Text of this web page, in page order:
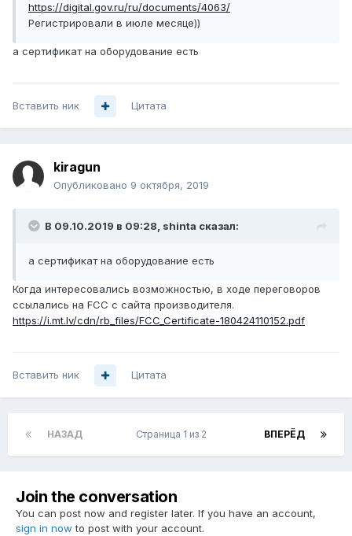
https://digital.gov.ru/ru/documents/4063/
Регистрировали в июле месяце))
а сертификат на оборудование есть
Вставить ник Цитата
kiragun
Опубликовано 9 октября, 2019
В 09.10.2019 в 09:28, shinta сказал:
а сертификат на оборудование есть
Когда интересовались возможностью, в ходе переговоров
ссылались на FCC с сайта производителя.
https://i.mt.lv/cdn/rb_files/FCC_Certificate-180424110152.pdf
Вставить ник Цитата
НАЗАД ВПЕРЁД
Страница 1 из 2
Join the conversation
You can post now and register later. If you have an account,
sign in now to post with your account.